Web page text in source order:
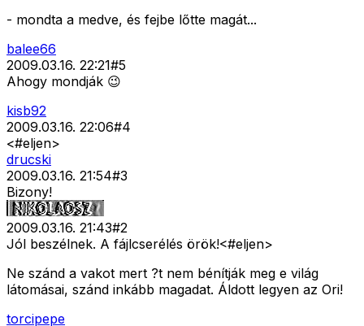
- mondta a medve, és fejbe lőtte magát...
balee66
2009.03.16. 22:21#5
Ahogy mondják 😉
kisb92
2009.03.16. 22:06#4
<#eljen>
drucski
2009.03.16. 21:54#3
Bizony!
2009.03.16. 21:43#2
Jól beszélnek. A fájlcserélés örök!<#eljen>
Ne szánd a vakot mert ?t nem bénítják meg e világ
látomásai, szánd inkább magadat. Áldott legyen az Ori!
torcipepe